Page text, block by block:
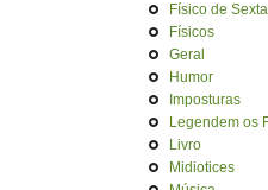
Físico de Sexta
Físicos
Geral
Humor
Imposturas
Legendem os
Livro
Midiotices